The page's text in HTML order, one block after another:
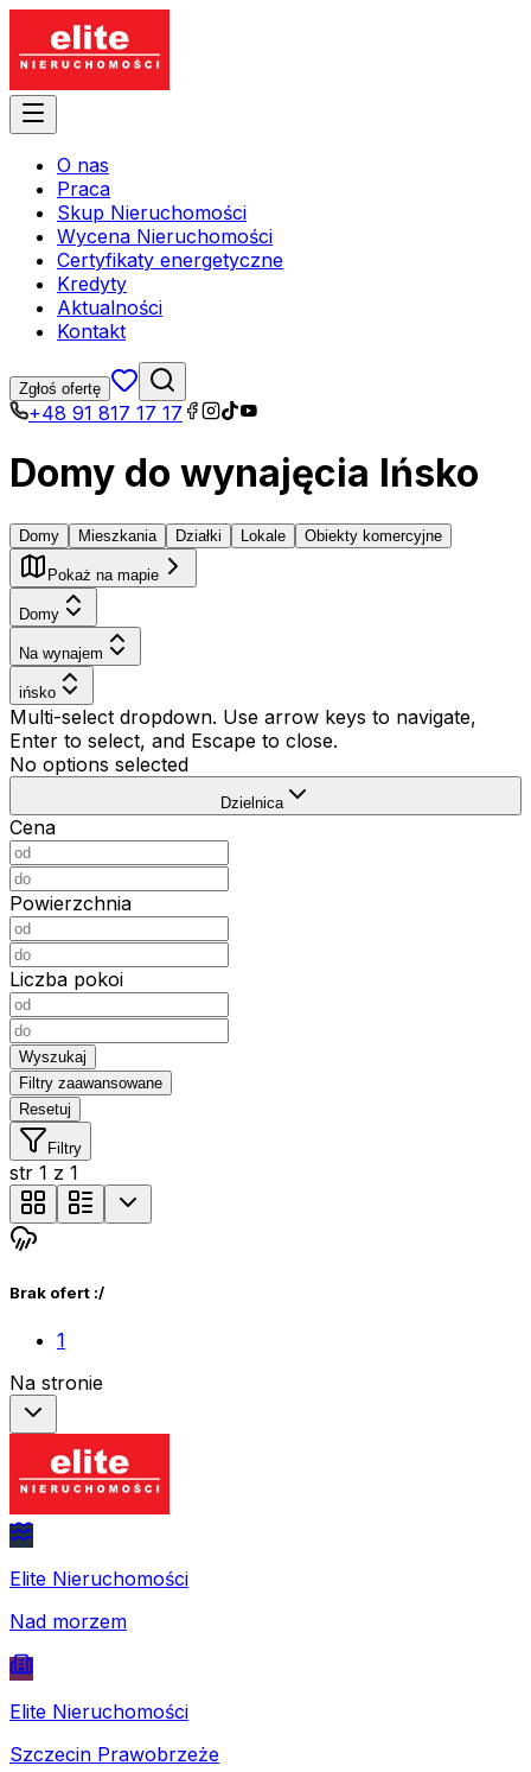
O nas
Praca
Skup Nieruchomości
Wycena Nieruchomości
Certyfikaty energetyczne
Kredyty
Aktualności
Kontakt
Zgłoś ofertę
+48 91 817 17 17
Domy do wynajęcia Ińsko
Domy Mieszkania Działki Lokale Obiekty komercyjne
Pokaż na mapie
Domy
Na wynajem
ińsko
Multi-select dropdown. Use arrow keys to navigate,
Enter to select, and Escape to close.
No options selected
Dzielnica
Cena
Powierzchnia
Liczba pokoi
Wyszukaj
Filtry zaawansowane
Resetuj
Filtry
str 1 z 1
Brak ofert :/
1
Na stronie
Elite Nieruchomości
Nad morzem
Elite Nieruchomości
Szczecin Prawobrzeże